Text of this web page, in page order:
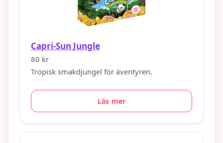
Capri-Sun Jungle
80 kr
Tropisk smakdjungel för äventyren.
Läs mer